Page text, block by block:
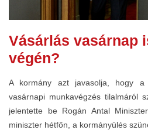
Vásárlás vasárnap
végén?
A kormány azt javasolja, hogy
vasárnapi munkavégzés tilalmáról
jelentette be Rogán Antal
miniszter hétfőn, a kormányülés